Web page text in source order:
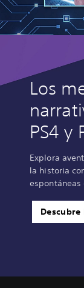
Los
PS4 y
Explora
la historia